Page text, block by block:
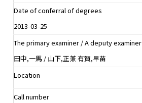
Date of conferral of degrees
2013-03-25
The primary examiner / A deputy examiner
田中,一馬 / 山下,正兼 有賀,早苗
Location
Call number